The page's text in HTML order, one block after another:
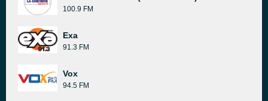
100.9 FM
Exa
91.3 FM
Vox
94.5 FM